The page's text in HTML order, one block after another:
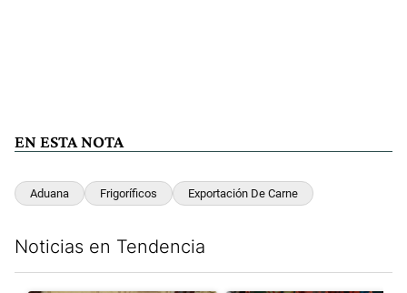
EN ESTA NOTA
Aduana Frigoríficos Exportación De Carne
Noticias en Tendencia